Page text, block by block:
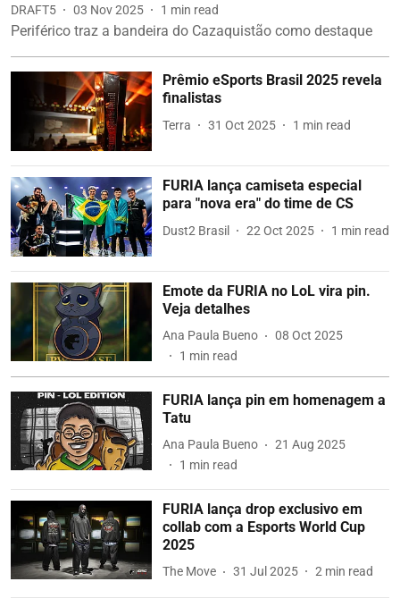
DRAFT5 03 Nov 2025 1 min read
Periférico traz a bandeira do Cazaquistão como destaque
Prêmio eSports Brasil 2025 revela
finalistas
Terra 31 Oct 2025 1 min read
FURIA lança camiseta especial
para "nova era" do time de CS
Dust2 Brasil 22 Oct 2025 1 min read
Emote da FURIA no LoL vira pin.
Veja detalhes
Ana Paula Bueno
08 Oct 2025
1 min read
FURIA lança pin em homenagem a
Tatu
Ana Paula Bueno
21 Aug 2025
1 min read
FURIA lança drop exclusivo em
collab com a Esports World Cup
2025
The Move 31 Jul 2025 2 min read